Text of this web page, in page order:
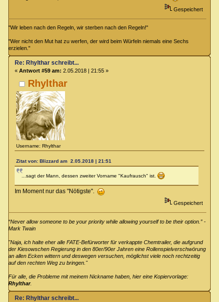
Gespeichert
"Wir leben nach den Regeln, wir sterben nach den Regeln!"
"Wer nicht den Mut hat zu werfen, der wird beim Würfeln niemals eine Sechs
erzielen."
Rhylthar
Username: Rhylthar
Re: Rhylthar schreibt...
« Antwort #59 am: 2.05.2018 | 21:55 »
Zitat von: Blizzard am 2.05.2018 | 21:51
...sagt der Mann, dessen zweiter Vorname "Kaufrausch" ist.
Im Moment nur das "Nötigste".
Gespeichert
“Never allow someone to be your priority while allowing yourself to be their option.” -
Mark Twain
"Naja, ich halte eher alle FATE-Befürworter für verkappte Chemtrailer, die aufgrund
der Kiesowschen Regierung in den 80er/90er Jahren eine Rollenspielverschwörung
an allen Ecken wittern und deswegen versuchen, möglichst viele noch rechtzeitig
auf den rechten Weg zu bringen."
Für alle, die Probleme mit meinem Nickname haben, hier eine Kopiervorlage:
Rhylthar.
Re: Rhylthar schreibt...